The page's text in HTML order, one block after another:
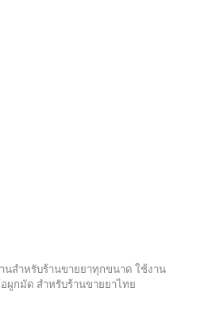
นสำหรับร้านขายยาทุกขนาด ใช้งาน
ผูกมัด สำหรับร้านขายยาไทย